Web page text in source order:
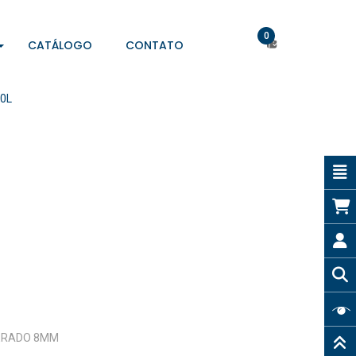
CATÁLOGO CONTATO
0
8MM